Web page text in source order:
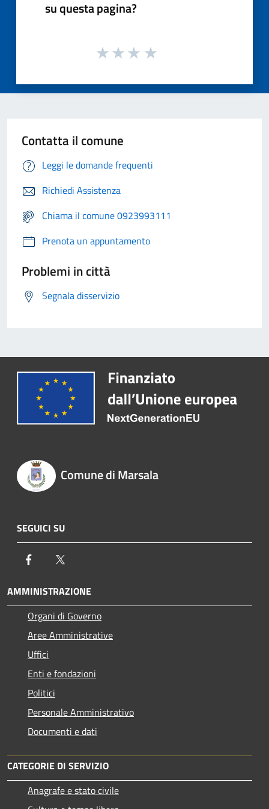
su questa pagina?
Contatta il comune
Leggi le domande frequenti
Richiedi Assistenza
Chiama il comune 0923993111
Prenota un appuntamento
Problemi in città
Segnala disservizio
Comune di Marsala
SEGUICI SU
Facebook
AMMINISTRAZIONE
Organi di Governo
Aree Amministrative
Uffici
Enti e fondazioni
Politici
Personale Amministrativo
Documenti e dati
CATEGORIE DI SERVIZIO
Anagrafe e stato civile